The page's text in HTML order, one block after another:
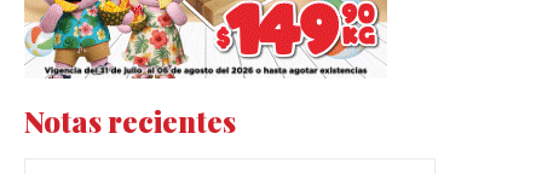
Notas recientes